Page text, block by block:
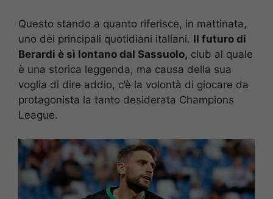
Questo stando a quanto riferisce, in mattinata,
uno dei principali quotidiani italiani. Il futuro di
Berardi è sì lontano dal Sassuolo, club al quale
è una storica leggenda, ma causa della sua
voglia di dire addio, c’è la volontà di giocare da
protagonista la tanto desiderata Champions
League.